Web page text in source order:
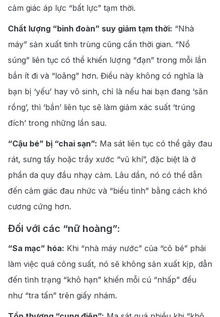
cảm giác áp lực “bất lực” tạm thời.
Chất lượng “binh đoàn” suy giảm tạm thời: “Nhà
máy” sản xuất tinh trùng cũng cần thời gian. “Nổ
súng” liên tục có thể khiến lượng “đạn” trong mỗi lần
bắn ít đi và “loãng” hơn. Điều này không có nghĩa là
bạn bị ‘yếu’ hay vô sinh, chỉ là nếu hai bạn đang ‘săn
rồng’, thì ‘bắn’ liên tục sẽ làm giảm xác suất ‘trúng
đích’ trong những lần sau.
“Cậu bé” bị “chai sạn”: Ma sát liên tục có thể gây đau
rát, sưng tấy hoặc trầy xước “vũ khí”, đặc biệt là ở
phần da quy đầu nhạy cảm. Lâu dần, nó có thể dẫn
đến cảm giác đau nhức và “biểu tình” bằng cách khó
cương cứng hơn.
Đối với các “nữ hoàng”:
“Sa mạc” hóa: Khi “nhà máy nước” của “cô bé” phải
làm việc quá công suất, nó sẽ không sản xuất kịp, dẫn
đến tình trạng “khô hạn” khiến mỗi cú “nhấp” đều
như “tra tấn” trên giấy nhám.